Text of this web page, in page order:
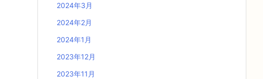
2024年3月
2024年2月
2024年1月
2023年12月
2023年11月